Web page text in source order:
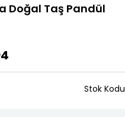
Doğal Taş Pandül
Stok Kodu